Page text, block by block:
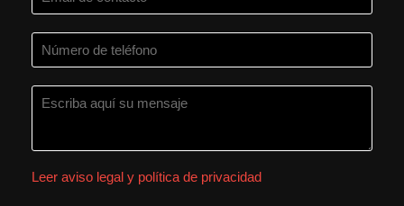
Leer aviso legal y política de privacidad